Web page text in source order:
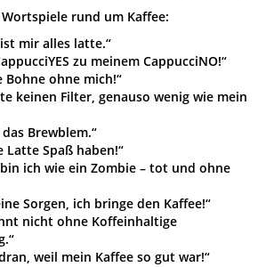
rund um Kaffee:
mir alles latte.“
zu meinem CappucciNO!“
Bohne ohne mich!“
keinen Filter, genauso wenig wie mein
Brewblem.“
Latte Spaß haben!“
ich wie ein Zombie – tot und ohne
Sorgen, ich bringe den Kaffee!“
nicht ohne Koffeinhaltige
weil mein Kaffee so gut war!“